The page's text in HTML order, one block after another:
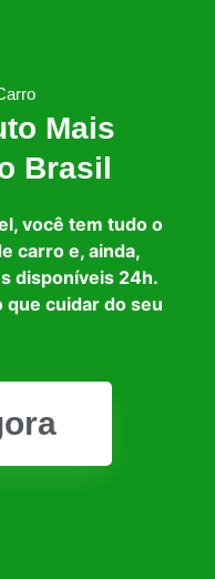
Mais
Brasil
você tem tudo o
carro e, ainda,
disponíveis 24h.
que cuidar do seu